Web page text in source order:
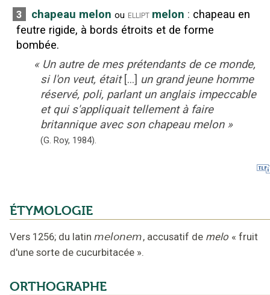
3 chapeau melon ou ellipt melon : chapeau en
feutre rigide, à bords étroits et de forme
bombée.
« Un autre de mes prétendants de ce monde,
si l'on veut, était [...] un grand jeune homme
réservé, poli, parlant un anglais impeccable
et qui s'appliquait tellement à faire
britannique avec son chapeau melon »
(G. Roy, 1984).
ÉTYMOLOGIE
Vers 1256; du latin melonem, accusatif de melo « fruit
d'une sorte de cucurbitacée ».
ORTHOGRAPHE